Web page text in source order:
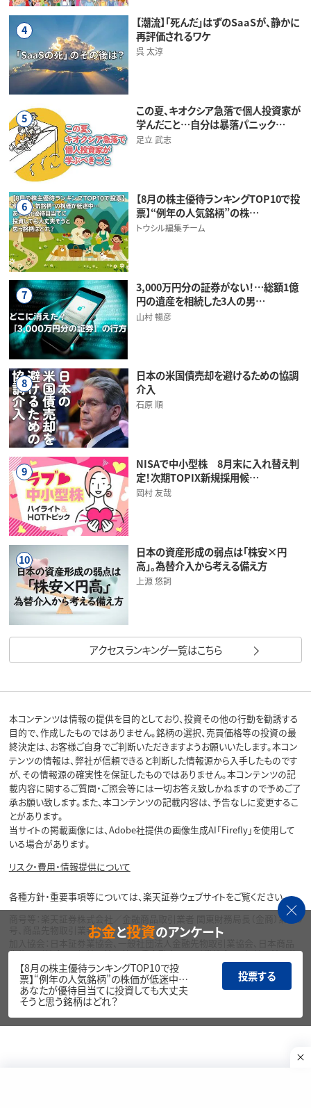
4
【潮流】「死んだ」はずのSaaSが、静かに
再評価されるワケ
呉 太淳
5
この夏、キオクシア急落で個人投資家が
学んだこと…自分は暴落パニック…
足立 武志
6
【8月の株主優待ランキングTOP10で投
票】“例年の人気銘柄”の株…
トウシル編集チーム
7
3,000万円分の証券がない！…総額1億
円の遺産を相続した3人の男…
山村 暢彦
8
日本の米国債売却を避けるための協調
介入
石原 順
9
NISAで中小型株 8月末に入れ替え判
定！次期TOPIX新規採用候…
岡村 友哉
10
日本の資産形成の弱点は「株安×円
高」。為替介入から考える備え方
上源 悠詞
アクセスランキング一覧はこちら
本コンテンツは情報の提供を目的としており、投資その他の行動を勧誘する
目的で、作成したものではありません。銘柄の選択、売買価格等の投資の最
終決定は、お客様ご自身でご判断いただきますようお願いいたします。本コン
テンツの情報は、弊社が信頼できると判断した情報源から入手したものです
が、その情報源の確実性を保証したものではありません。本コンテンツの記
載内容に関するご質問・ご照会等には一切お答え致しかねますので予めご了
承お願い致します。また、本コンテンツの記載内容は、予告なしに変更するこ
とがあります。
当サイトの掲載画像には、Adobe社提供の画像生成AI「Firefly」を使用して
いる場合があります。
リスク・費用・情報提供について
各種方針・重要事項等については、楽天証券ウェブサイトをご覧ください。
商号等：楽天証券株式会社／金融商品取引業者 関東財務局長（金商）第195
号、商品先物取引業者
加入協会：日本証券業協会、一般社団法人金融先物取引業協会、日本商品
先物取引協会、一般社団法人第二種金融商品取引業協会、一般社団法人資
産運用業協会
Copyright©
1999-2026 Rakuten Securities, Inc. All
お金と投資のアンケート
【8月の株主優待ランキングTOP10で投
票】“例年の人気銘柄”の株価が低迷中…
あなたが優待目当てに投資しても大丈夫
そうと思う銘柄はどれ？
投票する